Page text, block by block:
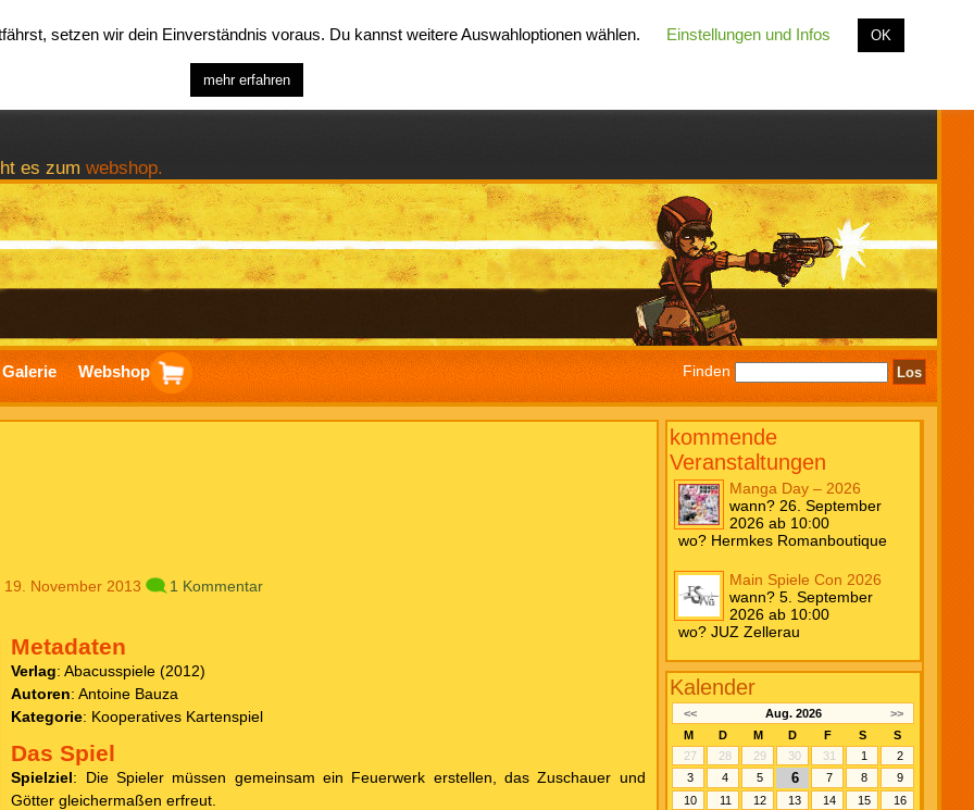
es zum webshop.
Galerie Webshop Finden
19. November 2013 1 Kommentar
Metadaten
Verlag: Abacusspiele (2012)
Autoren: Antoine Bauza
Kategorie: Kooperatives Kartenspiel
Das Spiel
Spielziel: Die Spieler müssen gemeinsam ein Feuerwerk erstellen, das Zuschauer und
Götter gleichermaßen erfreut.
kommende
Veranstaltungen
Manga Day – 2026
wann? 26. September
2026 ab 10:00
wo? Hermkes Romanboutique
Main Spiele Con 2026
wann? 5. September
2026 ab 10:00
wo? JUZ Zellerau
Kalender
<< Aug. 2026
>>
M
D M D F S
S
27
28 29 30 31 1
2
3
4 5 6 7 8
9
10
11 12 13 14 15
16
setzen wir dein Einverständnis voraus. Du kannst weitere Auswahloptionen wählen. Einstellungen und Infos OK
mehr erfahren